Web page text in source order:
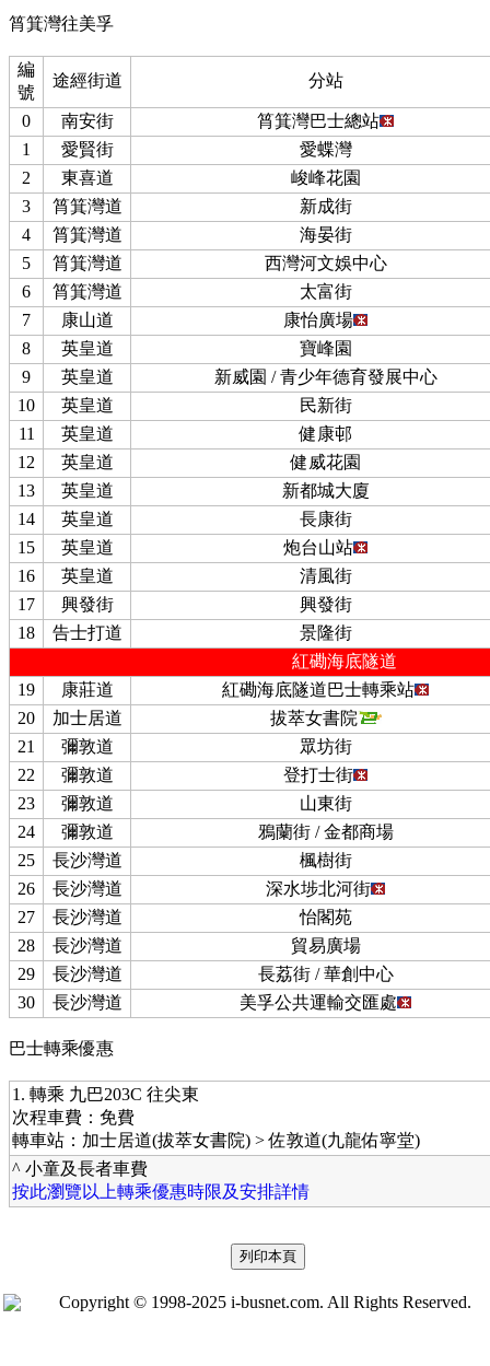
筲箕灣往美孚
編
號
途經街道 分站
0 南安街
筲箕灣巴士總站
1
愛賢街
愛蝶灣
2
東喜道
峻峰花園
3
筲箕灣道
新成街
4
筲箕灣道
海晏街
5
筲箕灣道
西灣河文娛中心
6
筲箕灣道
太富街
7
康山道
康怡廣場
8
英皇道
寶峰園
9
英皇道
新威園 / 青少年德育發展中心
10
英皇道
民新街
11
英皇道
健康邨
12
英皇道
健威花園
13
英皇道
新都城大廈
14
英皇道
長康街
15
英皇道
炮台山站
16
英皇道
清風街
17
興發街
興發街
18
告士打道
景隆街
紅磡海底隧道
19
康莊道
紅磡海底隧道巴士轉乘站
20
加士居道
拔萃女書院
21
彌敦道
眾坊街
22
彌敦道
登打士街
23
彌敦道
山東街
24
彌敦道
鴉蘭街 / 金都商場
25
長沙灣道
楓樹街
26
長沙灣道
深水埗北河街
27
長沙灣道
怡閣苑
28
長沙灣道
貿易廣場
29
長沙灣道
長荔街 / 華創中心
30
長沙灣道 美孚公共運輸交匯處
巴士轉乘優惠
1. 轉乘 九巴203C 往尖東
次程車費：免費
轉車站：加士居道(拔萃女書院) > 佐敦道(九龍佑寧堂)
^ 小童及長者車費
按此瀏覽以上轉乘優惠時限及安排詳情
Copyright © 1998-2025 i-busnet.com. All Rights Reserved.